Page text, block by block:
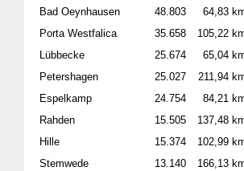
Bad Oeynhausen
48.803
64,83
Porta Westfalica
35.658
105,22
Lübbecke
25.674
65,04
Petershagen
25.027
211,94
Espelkamp
24.754
84,21
Rahden
15.505
137,48
Hille
15.374
102,99
Stemwede
13.140
166,13